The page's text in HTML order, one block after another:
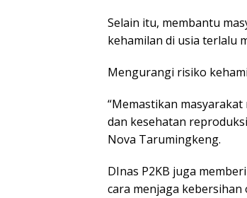
Selain itu, membantu
kehamilan di usia terlalu
Mengurangi risiko
“Memastikan
dan kesehatan
Nova Tarumingkeng.
DInas P2KB juga
cara menjaga